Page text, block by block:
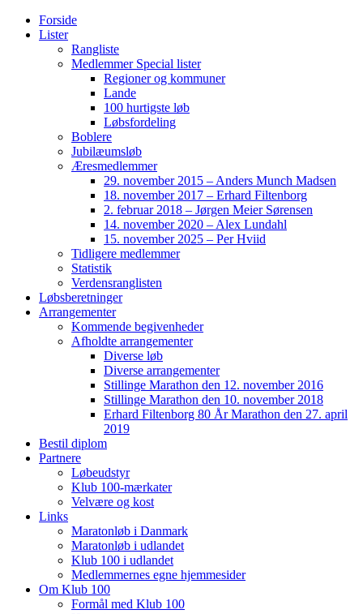
Forside
Lister
Rangliste
Medlemmer Special lister
Regioner og kommuner
Lande
100 hurtigste løb
Løbsfordeling
Boblere
Jubilæumsløb
Æresmedlemmer
29. november 2015 – Anders Munch Madsen
18. november 2017 – Erhard Filtenborg
2. februar 2018 – Jørgen Meier Sørensen
14. november 2020 – Alex Lundahl
15. november 2025 – Per Hviid
Tidligere medlemmer
Statistik
Verdensranglisten
Løbsberetninger
Arrangementer
Kommende begivenheder
Afholdte arrangementer
Diverse løb
Diverse arrangementer
Stillinge Marathon den 12. november 2016
Stillinge Marathon den 10. november 2018
Erhard Filtenborg 80 År Marathon den 27. april
2019
Bestil diplom
Partnere
Løbeudstyr
Klub 100-mærkater
Velvære og kost
Links
Maratonløb i Danmark
Maratonløb i udlandet
Klub 100 i udlandet
Medlemmernes egne hjemmesider
Om Klub 100
Formål med Klub 100